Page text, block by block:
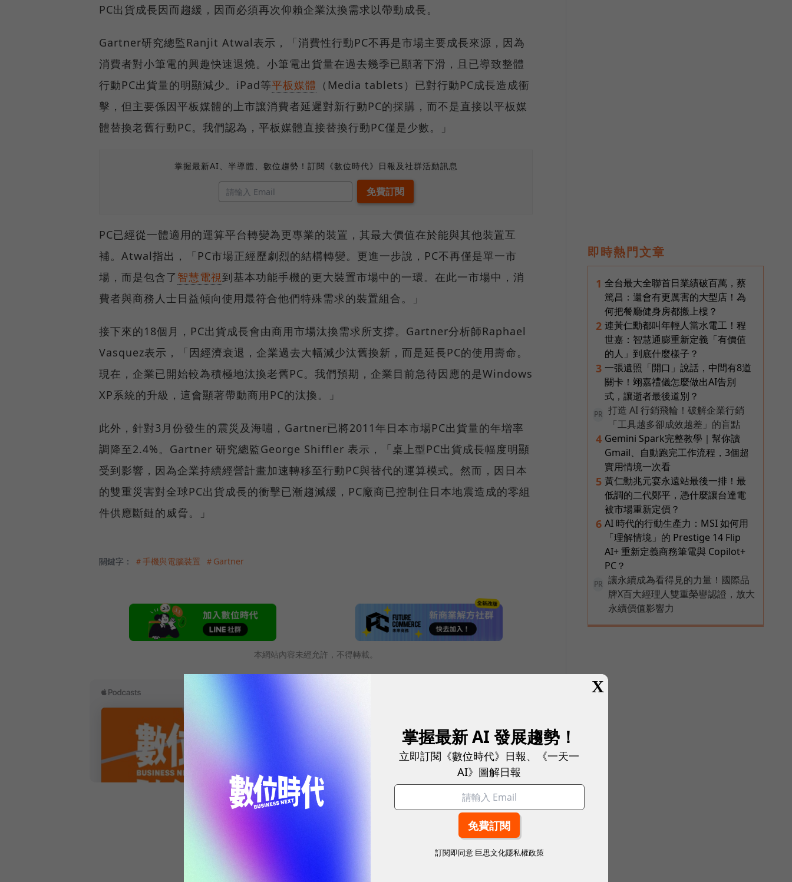
PC出貨成長因而趨緩，因而必須再次仰賴企業汰換需求以帶動成長。
Gartner研究總監Ranjit Atwal表示，「消費性行動PC不再是市場主要成長來源，因為
消費者對小筆電的興趣快速退燒。小筆電出貨量在過去幾季已顯著下滑，且已導致整體
行動PC出貨量的明顯減少。iPad等平板媒體 （Media tablets）已對行動PC成長造成衝
擊，但主要係因平板媒體的上市讓消費者延遲對新行動PC的採購，而不是直接以平板媒
體替換老舊行動PC。我們認為，平板媒體直接替換行動PC僅是少數。」
掌握最新AI、半導體、數位趨勢！訂閱《數位時代》日報及社群活動訊息
PC已經從一體適用的運算平台轉變為更專業的裝置，其最大價值在於能與其他裝置互
補。Atwal指出，「PC市場正經歷劇烈的結構轉變。更進一步說，PC不再僅是單一市
場，而是包含了 智慧電視到基本功能手機的更大裝置市場中的一環。在此一市場中，消
費者與商務人士日益傾向使用最符合他們特殊需求的裝置組合。」
接下來的18個月，PC出貨成長會由商用市場汰換需求所支撐。Gartner分析師Raphael
Vasquez表示，「因經濟衰退，企業過去大幅減少汰舊換新，而是延長PC的使用壽命。
現在，企業已開始較為積極地汰換老舊PC。我們預期，企業目前急待因應的是Windows
XP系統的升級，這會顯著帶動商用PC的汰換。」
此外，針對3月份發生的震災及海嘯，Gartner已將2011年日本市場PC出貨量的年增率
調降至2.4%。Gartner 研究總監George Shiffler 表示，「桌上型PC出貨成長幅度明顯
受到影響，因為企業持續經營計畫加速轉移至行動PC與替代的運算模式。然而，因日本
的雙重災害對全球PC出貨成長的衝擊已漸趨減緩，PC廠商已控制住日本地震造成的零組
件供應斷鏈的威脅。」
關鍵字： ＃手機與電腦裝置 ＃Gartner
本網站內容未經允許，不得轉載。
即時熱門文章
1 全台最大全聯首日業績破百萬，蔡
篤昌：還會有更厲害的大型店！為
何把餐廳健身房都搬上樓？
2 連黃仁勳都叫年輕人當水電工！程
世嘉：智慧通膨重新定義「有價值
的人」到底什麼樣子？
3 一張遺照「開口」說話，中間有8道
關卡！翊嘉禮儀怎麼做出AI告別
式，讓逝者最後道別？
PR
打造 AI 行銷飛輪！破解企業行銷
「工具越多卻成效越差」的盲點
4 Gemini Spark完整教學｜幫你讀
Gmail、自動跑完工作流程，3個超
實用情境一次看
5 黃仁勳兆元宴永遠站最後一排！最
低調的二代鄭平，憑什麼讓台達電
被市場重新定價？
6 AI 時代的行動生產力：MSI 如何用
「理解情境」的 Prestige 14 Flip
AI+ 重新定義商務筆電與 Copilot+
PC？
PR
讓永續成為看得見的力量！國際品
牌X百大經理人雙重榮譽認證，放大
永續價值影響力
X
掌握最新 AI 發展趨勢！
立即訂閱《數位時代》日報、《一天一
AI》圖解日報
訂閱即同意 巨思文化隱私權政策